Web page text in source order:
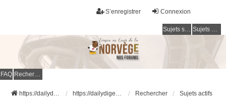
Connexion
S’enregistrer
Sujets sans réponse Sujets actifs
FAQ Rechercher
https://dailydigesthub.com https://dailydigesthub.com Rechercher Sujets actifs